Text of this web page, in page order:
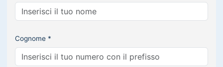
Cognome *